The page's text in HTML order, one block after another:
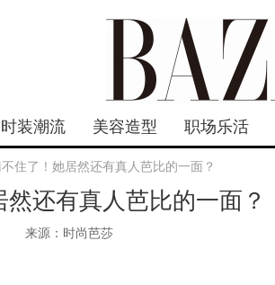
时装潮流 美容造型 职场乐活
住了！她居然还有真人芭比的一面？
还有真人芭比的一面？
来源：时尚芭莎